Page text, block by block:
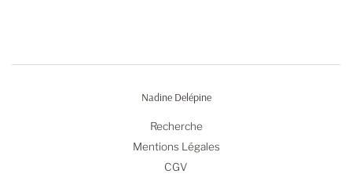
Nadine Delépine
Recherche
Mentions Légales
CGV